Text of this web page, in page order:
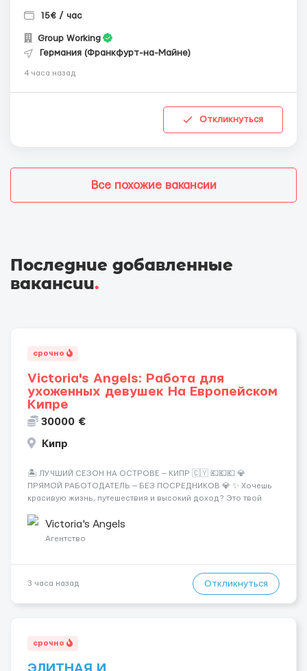
15€ / час
Group Working
Германия (Франкфурт-на-Майне)
4 часа назад
Откликнуться
Все похожие вакансии
Последние добавленные
вакансии.
срочно
Victoria's Angels: Работа для
ухоженных девушек На Европейском
Кипре
30000 €
Кипр
🏝️ ЛУЧШИЙ СЕЗОН НА ОСТРОВЕ — КИПР 🇨🇾 💶💶💶 💎
ПРЯМОЙ РАБОТОДАТЕЛЬ — БЕЗ ПОСРЕДНИКОВ 💎 ✨ Хочешь
красивую жизнь, путешествия и высокий доход? Это твой
Опытная команда с годами практики — Стабильный поток
клиентов (без ...
Victoria's Angels
Агентство
3 часа назад Откликнуться
срочно